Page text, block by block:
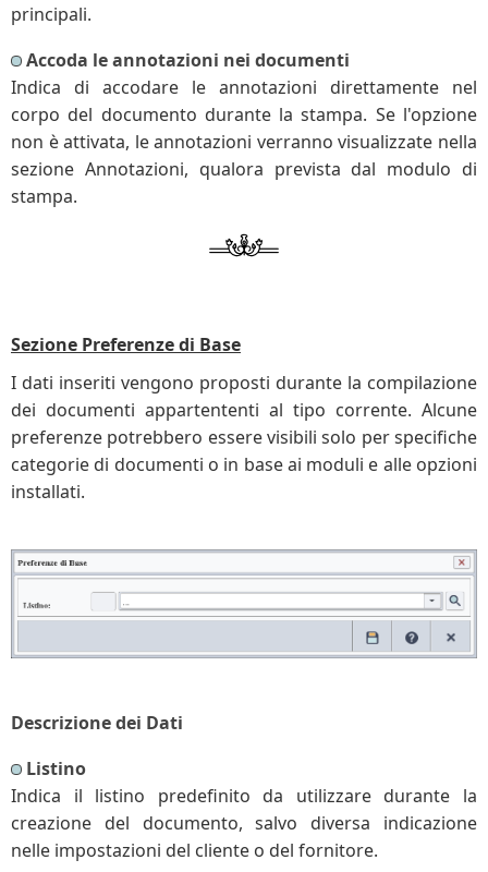
principali.
Accoda le annotazioni nei documenti
Indica di accodare le annotazioni direttamente nel
corpo del documento durante la stampa. Se l'opzione
non è attivata, le annotazioni verranno visualizzate nella
sezione Annotazioni, qualora prevista dal modulo di
stampa.
Sezione Preferenze di Base
I dati inseriti vengono proposti durante la compilazione
dei documenti appartententi al tipo corrente. Alcune
preferenze potrebbero essere visibili solo per specifiche
categorie di documenti o in base ai moduli e alle opzioni
installati.
Descrizione dei Dati
Listino
Indica il listino predefinito da utilizzare durante la
creazione del documento, salvo diversa indicazione
nelle impostazioni del cliente o del fornitore.